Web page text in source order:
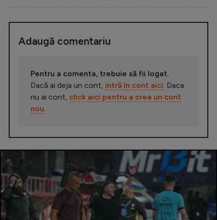
Adaugă comentariu
Pentru a comenta, trebuie să fii logat.
Dacă ai deja un cont, intră în cont aici . Daca
nu ai cont, click aici pentru a crea un cont
nou